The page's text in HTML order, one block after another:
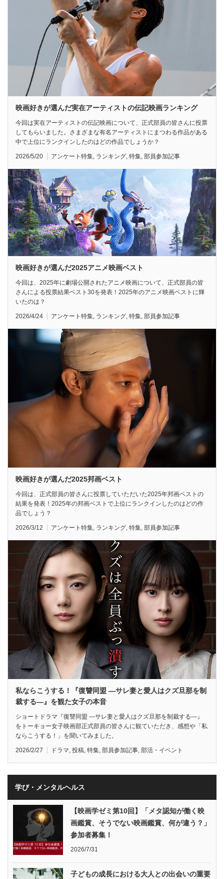
映画好きが選んだ実在アーティストの伝記映画ランキング
今回は実在アーティストの伝記映画について、正式部員の皆さんに投票
してもらいました。さまざまな有名アーティストにまつわる作品がある
中で上位にランクインしたのはどの作品でしょうか？
2026/5/20 アンケート特集 ランキング 特集 部員参加記事
映画好きが選んだ2025アニメ映画ベスト
今回は、2025年に劇場公開されたアニメ映画について、正式部員の皆
さんによる投票結果ベスト30を発表！2025年のアニメ映画ベストに輝
いたのは？
2026/4/24 アンケート特集 ランキング 特集 部員参加記事
映画好きが選んだ2025邦画ベスト
今回は、正式部員の皆さんに投票していただいた2025年邦画ベストの
結果を発表！2025年の邦画ベストで上位にランクインしたのはどの作
品でしょう？
2026/3/12 アンケート特集, ランキング, 特集, 部員参加記事
私ならこうする！『復讐同盟 —サレ妻と愛人はクズ旦那を制
裁する—』を観た女子の本音
ショートドラマ『復讐同盟 —サレ妻と愛人はクズ旦那を制裁する—』
をトーキョー女子映画部正式部員の皆さんに観ていただき、感想や「私
ならこうする！」を聞いてみました。
2026/2/27 ドラマ, 投稿, 特集, 部員参加記事, 部活・イベント
学び・メンタルヘルス
【映画学ゼミ第10回】「メタ認知が働く映
画鑑賞、そうでない映画鑑賞、何が違う？」
参加者募集！
2026/7/31
子どもの成長における大人との出会いの重要